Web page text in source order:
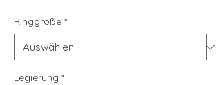
Ringgröße *
Legierung *